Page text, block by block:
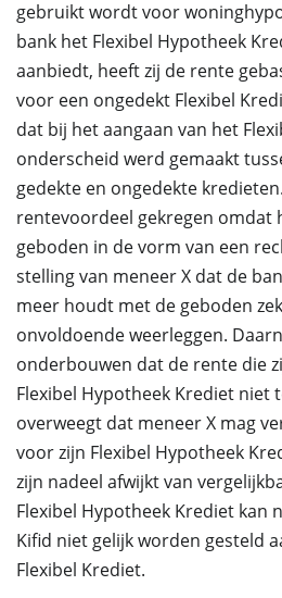
gebruikt wordt voor
bank het Flexibel Hypotheek
aanbiedt, heeft zij de rente
voor een ongedekt Flexibel
dat bij het aangaan van het
onderscheid werd gemaakt
gedekte en ongedekte
rentevoordeel gekregen omdat
geboden in de vorm van een
stelling van meneer X dat de
meer houdt met de geboden
onvoldoende weerleggen.
onderbouwen dat de rente die
Flexibel Hypotheek Krediet niet
overweegt dat meneer X mag
voor zijn Flexibel Hypotheek
zijn nadeel afwijkt van
Flexibel Hypotheek Krediet kan
Kifid niet gelijk worden gesteld
Flexibel Krediet.